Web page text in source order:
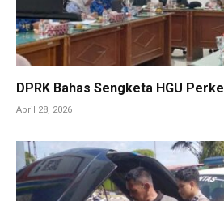
DPRK Bahas Sengketa HGU
April 28, 2026